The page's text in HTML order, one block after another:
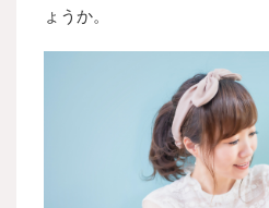
ょうか。